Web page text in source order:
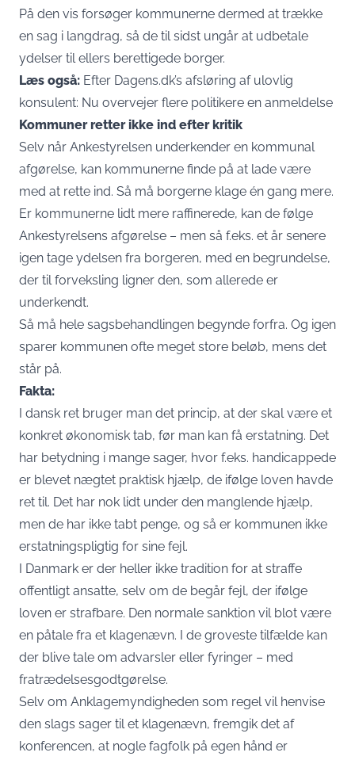
På den vis forsøger kommunerne dermed at trække
en sag i langdrag, så de til sidst ungår at udbetale
ydelser til ellers berettigede borger.
Læs også: Efter Dagens.dk’s afsløring af ulovlig
konsulent: Nu overvejer flere politikere en anmeldelse
Kommuner retter ikke ind efter kritik
Selv når Ankestyrelsen underkender en kommunal
afgørelse, kan kommunerne finde på at lade være
med at rette ind. Så må borgerne klage én gang mere.
Er kommunerne lidt mere raffinerede, kan de følge
Ankestyrelsens afgørelse – men så f.eks. et år senere
igen tage ydelsen fra borgeren, med en begrundelse,
der til forveksling ligner den, som allerede er
underkendt.
Så må hele sagsbehandlingen begynde forfra. Og igen
sparer kommunen ofte meget store beløb, mens det
står på.
Fakta:
I dansk ret bruger man det princip, at der skal være et
konkret økonomisk tab, før man kan få erstatning. Det
har betydning i mange sager, hvor f.eks. handicappede
er blevet nægtet praktisk hjælp, de ifølge loven havde
ret til. Det har nok lidt under den manglende hjælp,
men de har ikke tabt penge, og så er kommunen ikke
erstatningspligtig for sine fejl.
I Danmark er der heller ikke tradition for at straffe
offentligt ansatte, selv om de begår fejl, der ifølge
loven er strafbare. Den normale sanktion vil blot være
en påtale fra et klagenævn. I de groveste tilfælde kan
der blive tale om advarsler eller fyringer – med
fratrædelsesgodtgørelse.
Selv om Anklagemyndigheden som regel vil henvise
den slags sager til et klagenævn, fremgik det af
konferencen, at nogle fagfolk på egen hånd er